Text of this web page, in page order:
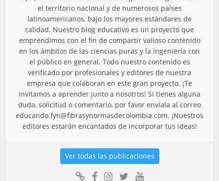
el territorio nacional y de numerosos países
latinoamericanos, bajo los mayores estándares de
calidad. Nuestro blog educativo es un proyecto que
emprendimos con el fin de compartir valioso contenido
en los ámbitos de las ciencias puras y la ingeniería con
el público en general. Todo nuestro contenido es
verificado por profesionales y editores de nuestra
empresa que colaboran en este gran proyecto. ¡Te
invitamos a aprender junto a nosotros! Si tienes alguna
duda, solicitud o comentario, por favor envíala al correo
educando.fyn@fibrasynormasdecolombia.com. ¡Nuestros
editores estarán encantados de incorporar tus ideas!
Ver todas las publicaciones